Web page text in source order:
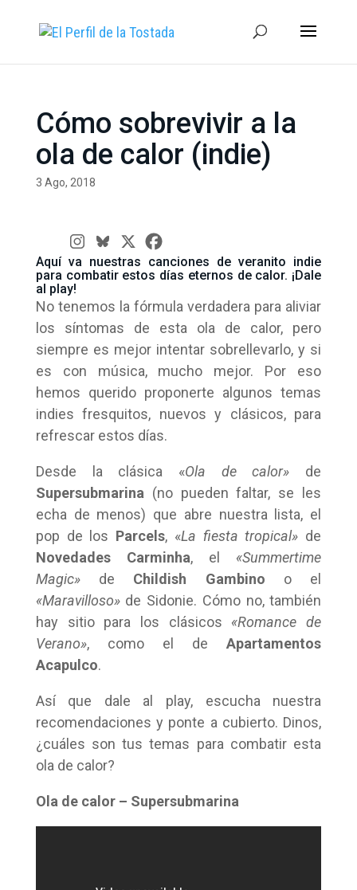
Cómo sobrevivir a la
ola de calor (indie)
3 Ago, 2018
Aquí va nuestras canciones de veranito indie
para combatir estos días eternos de calor. ¡Dale
al play!
No tenemos la fórmula verdadera para aliviar
los síntomas de esta ola de calor, pero
siempre es mejor intentar sobrellevarlo, y si
es con música, mucho mejor. Por eso
hemos querido proponerte algunos temas
indies fresquitos, nuevos y clásicos, para
refrescar estos días.
Desde la clásica «Ola de calor» de
Supersubmarina (no pueden faltar, se les
echa de menos) que abre nuestra lista, el
pop de los Parcels, «La fiesta tropical» de
Novedades Carminha, el «Summertime
Magic»de Childish Gambino o el
«Maravilloso»de Sidonie. Cómo no, también
hay sitio para los clásicos «Romance de
Verano», como el deApartamentos
Acapulco.
Así que dale al play, escucha nuestra
recomendaciones y ponte a cubierto. Dinos,
¿cuáles son tus temas para combatir esta
ola de calor?
Ola de calor – Supersubmarina